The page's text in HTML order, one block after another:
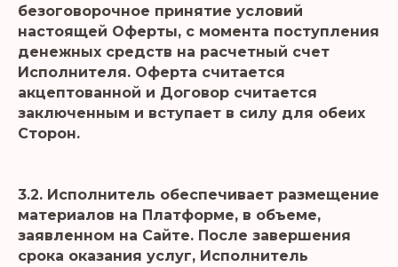
безоговорочное принятие условий
настоящей Оферты, с момента поступления
денежных средств на расчетный счет
Исполнителя. Оферта считается
акцептованной и Договор считается
заключенным и вступает в силу для обеих
Сторон.
3.2. Исполнитель обеспечивает размещение
материалов на Платформе, в объеме,
заявленном на Сайте. После завершения
срока оказания услуг, Исполнитель